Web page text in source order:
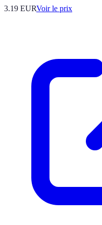
3.19 EURVoir le prix